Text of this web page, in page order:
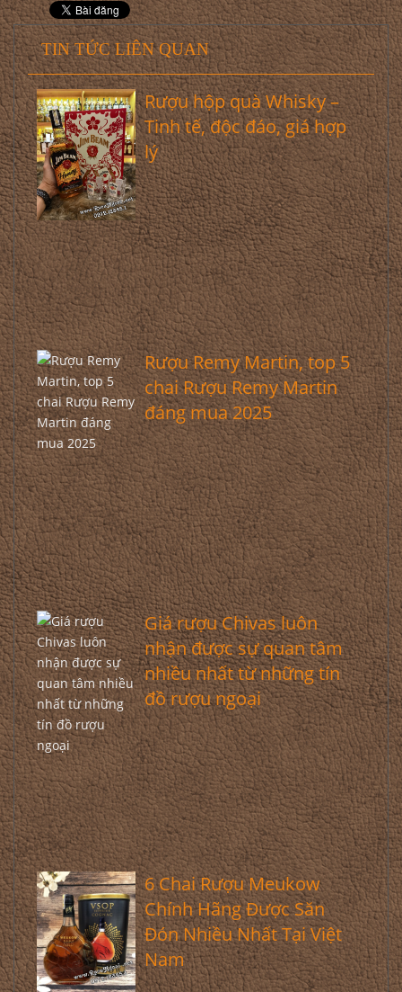
TIN TỨC LIÊN QUAN
Rượu hộp quà Whisky –
Tinh tế, độc đáo, giá hợp
lý
Rượu Remy Martin, top 5
chai Rượu Remy Martin
đáng mua 2025
Giá rượu Chivas luôn
nhận được sự quan tâm
nhiều nhất từ những tín
đồ rượu ngoại
6 Chai Rượu Meukow
Chính Hãng Được Săn
Đón Nhiều Nhất Tại Việt
Nam